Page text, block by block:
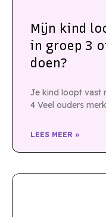
Mijn kind
in groep 3
doen?
Je kind loopt vast
4 Veel ouders
LEES MEER »